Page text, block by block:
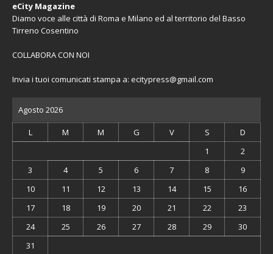
eCity Magazine
Diamo voce alle città di Roma e Milano ed al territorio del Basso
Tirreno Cosentino
COLLABORA CON NOI
Invia i tuoi comunicati stampa a: ecitypress@gmail.com
Agosto 2026
L M M G V S
D
1
2
3
4 5 6 7 8
9
10
11 12 13 14 15
16
17
18 19 20 21 22
23
24
25 26 27 28 29
30
31